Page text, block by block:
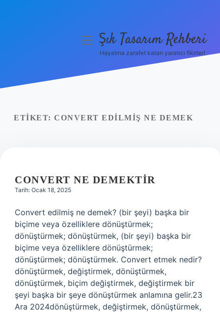
Yasal Uyarı
menüyüŞık Tasarım Rehberi
Hayatına zarafet katan yaratıcı fikirler!
ETIKET: CONVERT EDILMIŞ NE DEMEK
CONVERT NE DEMEKTIR
Tarih: Ocak 18, 2025
Convert edilmiş ne demek? (bir şeyi) başka bir
biçime veya özelliklere dönüştürmek;
dönüştürmek; dönüştürmek, (bir şeyi) başka bir
biçime veya özelliklere dönüştürmek;
dönüştürmek; dönüştürmek. Convert etmek nedir?
dönüştürmek, değiştirmek, dönüştürmek,
dönüştürmek, biçim değiştirmek, değiştirmek bir
şeyi başka bir şeye dönüştürmek anlamına gelir.23
Ara 2024dönüştürmek, değiştirmek, dönüştürmek,